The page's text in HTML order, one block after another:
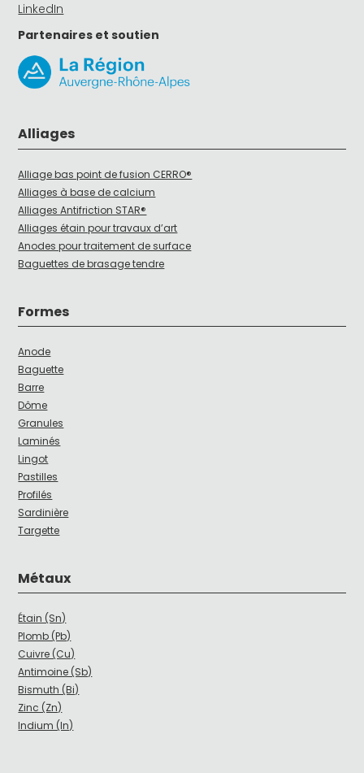
LinkedIn
Partenaires et soutien
Alliages
Alliage bas point de fusion CERRO®
Alliages à base de calcium
Alliages Antifriction STAR®
Alliages étain pour travaux d’art
Anodes pour traitement de surface
Baguettes de brasage tendre
Formes
Anode
Baguette
Barre
Dôme
Granules
Laminés
Lingot
Pastilles
Profilés
Sardinière
Targette
Métaux
Étain (Sn)
Plomb (Pb)
Cuivre (Cu)
Antimoine (Sb)
Bismuth (Bi)
Zinc (Zn)
Indium (In)